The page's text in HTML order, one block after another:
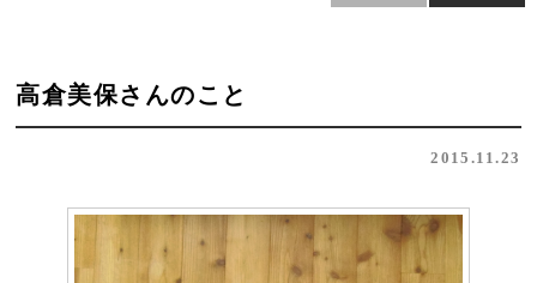
高倉美保さんのこと
2015.11.23